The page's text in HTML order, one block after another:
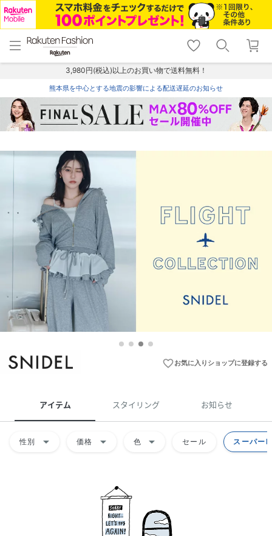
menu home
トップ
shopping_cart lock_outline
ログイン
3,980円(税込)以上のお買い物で送料無料！
熊本県を中心とする地震の影響による配送遅延のお知らせ
favorite_borderお気に入りショップに登録する
アイテム スタイリング お知らせ
性別 arrow_drop_down 価格 arrow_drop_down 色 arrow_drop_down セール スーパー